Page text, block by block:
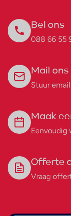
Bel ons
088 66 55
Mail ons
Stuur email
Maak
Eenvoudig
Offerte
Vraag